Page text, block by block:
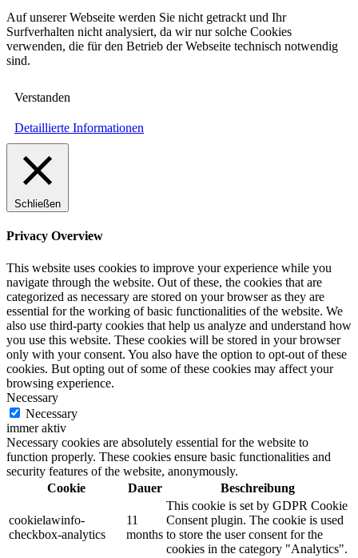
Auf unserer Webseite werden Sie nicht getrackt und Ihr
Surfverhalten nicht analysiert, da wir nur solche Cookies
verwenden, die für den Betrieb der Webseite technisch notwendig
sind.
Verstanden
Detaillierte Informationen
Schließen
Privacy Overview
This website uses cookies to improve your experience while you
navigate through the website. Out of these, the cookies that are
categorized as necessary are stored on your browser as they are
essential for the working of basic functionalities of the website. We
also use third-party cookies that help us analyze and understand how
you use this website. These cookies will be stored in your browser
only with your consent. You also have the option to opt-out of these
cookies. But opting out of some of these cookies may affect your
browsing experience.
Necessary
Necessary
immer aktiv
Necessary cookies are absolutely essential for the website to
function properly. These cookies ensure basic functionalities and
security features of the website, anonymously.
Cookie
Dauer Beschreibung
cookielawinfo-
checkbox-analytics
11
months
This cookie is set by GDPR Cookie
Consent plugin. The cookie is used
to store the user consent for the
cookies in the category "Analytics".